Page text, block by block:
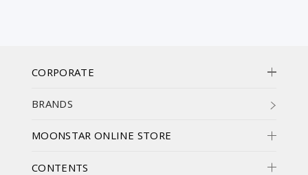
CORPORATE
BRANDS
MOONSTAR ONLINE STORE
CONTENTS